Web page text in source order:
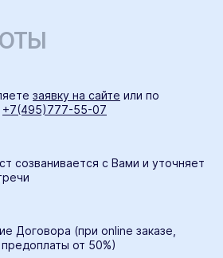
заявку на сайте или по
+7(495)777-55-07
созванивается с Вами и уточняет
Договора (при online заказе,
от 50%)